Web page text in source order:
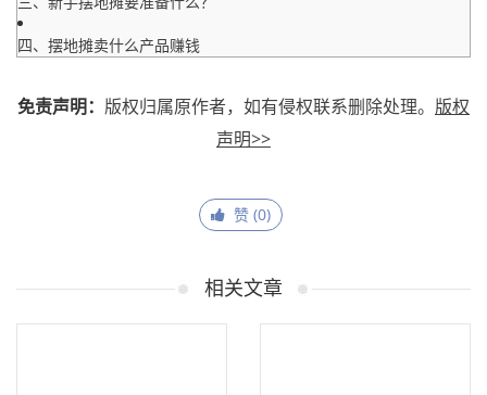
四、摆地摊卖什么产品赚钱
免责声明： 版权归属原作者，如有侵权联系删除处理。 版权
声明>>
赞 (0)
相关文章